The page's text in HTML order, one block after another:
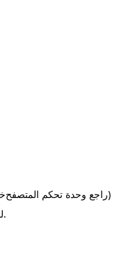
(راجع وحدة تحكم المتصفح
.